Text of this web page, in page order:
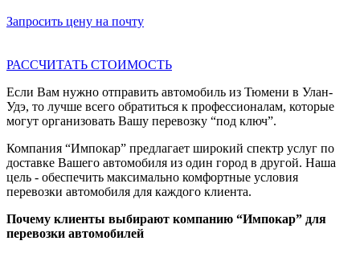
Запросить цену на почту
РАССЧИТАТЬ СТОИМОСТЬ
Если Вам нужно отправить автомобиль из Тюмени в Улан-
Удэ, то лучше всего обратиться к профессионалам, которые
могут организовать Вашу перевозку “под ключ”.
Компания “Импокар” предлагает широкий спектр услуг по
доставке Вашего автомобиля из один город в другой. Наша
цель - обеспечить максимально комфортные условия
перевозки автомобиля для каждого клиента.
Почему клиенты выбирают компанию “Импокар” для
перевозки автомобилей